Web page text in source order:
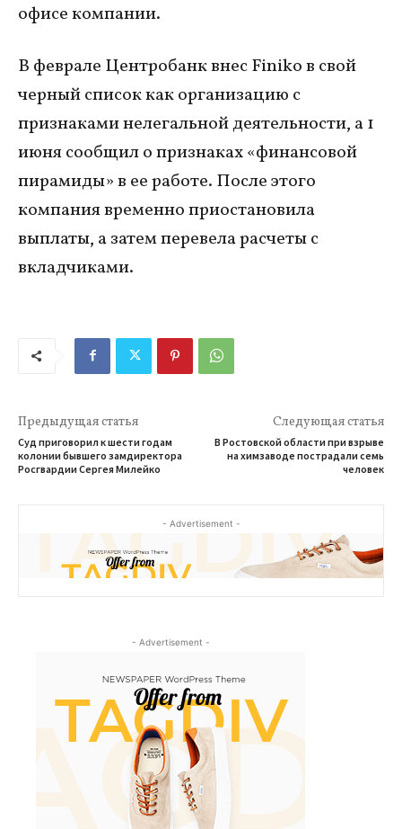
офисе компании.
В феврале Центробанк внес Finiko в свой
черный список как организацию с
признаками нелегальной деятельности, а 1
июня сообщил о признаках «финансовой
пирамиды» в ее работе. После этого
компания временно приостановила
выплаты, а затем перевела расчеты с
вкладчиками.
Предыдущая статья
Суд приговорил к шести годам
колонии бывшего замдиректора
Росгвардии Сергея Милейко
Следующая статья
В Ростовской области при взрыве
на химзаводе пострадали семь
человек
- Advertisement -
- Advertisement -